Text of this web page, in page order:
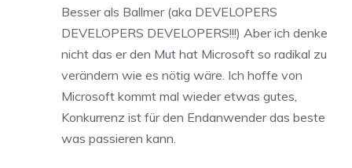
Besser als Ballmer (aka DEVELOPERS
DEVELOPERS DEVELOPERS!!!) Aber ich denke
nicht das er den Mut hat Microsoft so radikal zu
verändern wie es nötig wäre. Ich hoffe von
Microsoft kommt mal wieder etwas gutes,
Konkurrenz ist für den Endanwender das beste
was passieren kann.